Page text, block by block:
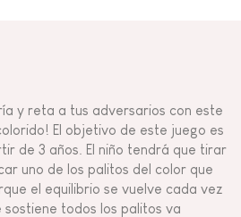
y reta a tus adversarios con este
El objetivo de este juego es
de 3 años. El niño tendrá que tirar
uno de los palitos del color que
el equilibrio se vuelve cada vez
sostiene todos los palitos va